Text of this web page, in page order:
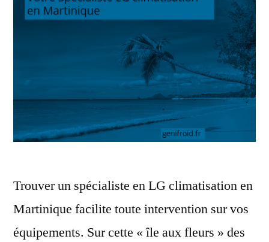
Trouver un spécialiste en LG climatisation en
Martinique facilite toute intervention sur vos
équipements. Sur cette « île aux fleurs » des